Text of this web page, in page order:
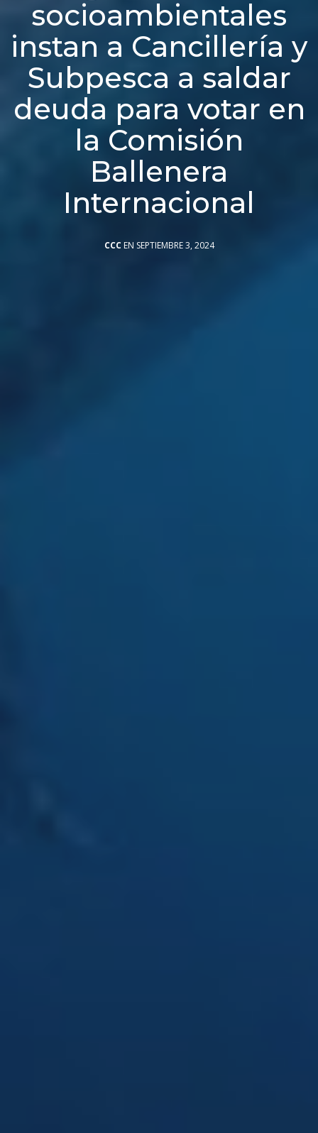
socioambientales
instan a Cancillería y
Subpesca a saldar
deuda para votar en
la Comisión
Ballenera
Internacional
CCCEN SEPTIEMBRE 3, 2024